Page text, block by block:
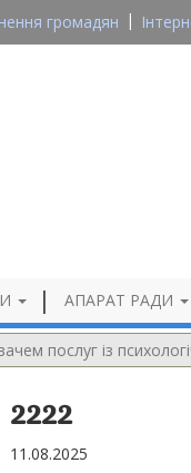
громадян
АПАРАТ РАДИ
послуг із
2222
11.08.2025